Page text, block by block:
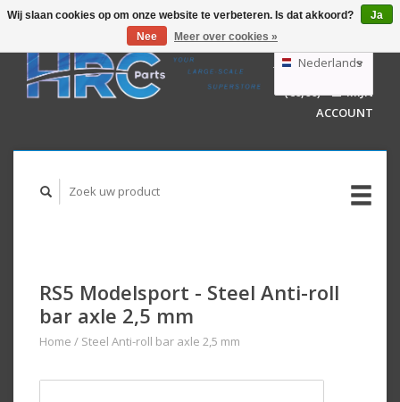
GBP
AUD
Nederlands
Deutsch
English
WINKELWAGEN
(€0,00)
MIJN
ACCOUNT
RS5 Modelsport - Steel Anti-roll
bar axle 2,5 mm
Home / Steel Anti-roll bar axle 2,5 mm
Wij slaan cookies op om onze website te verbeteren. Is dat akkoord?
Ja
Nee
Meer over cookies »